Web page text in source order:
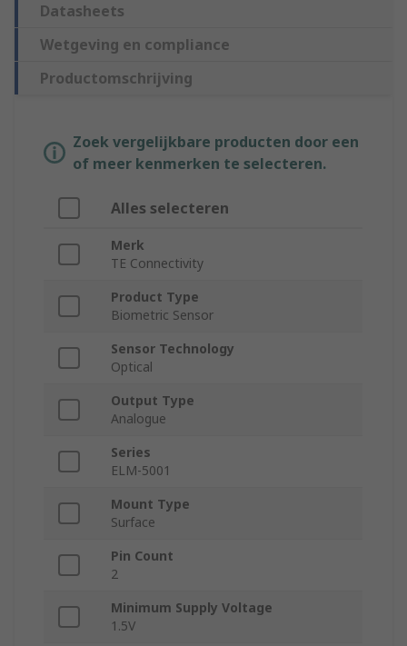
Datasheets
Wetgeving en compliance
Productomschrijving
Zoek vergelijkbare producten door een
of meer kenmerken te selecteren.
Alles selecteren
Merk
TE Connectivity
Product Type
Biometric Sensor
Sensor Technology
Optical
Output Type
Analogue
Series
ELM-5001
Mount Type
Surface
Pin Count
2
Minimum Supply Voltage
1.5V